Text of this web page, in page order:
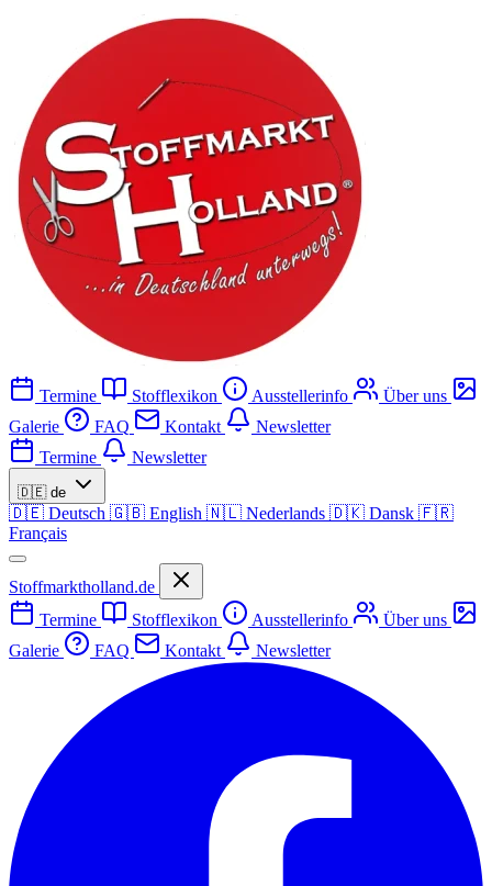
Termine Stofflexikon Ausstellerinfo
Über uns
Galerie
FAQ Kontakt
Newsletter
Termine
Newsletter
🇩🇪 de
🇩🇪 Deutsch 🇬🇧 English 🇳🇱 Nederlands 🇩🇰 Dansk 🇫🇷
Français
Stoffmarktholland.de
Termine
Stofflexikon Ausstellerinfo
Über uns
Galerie
FAQ Kontakt Newsletter